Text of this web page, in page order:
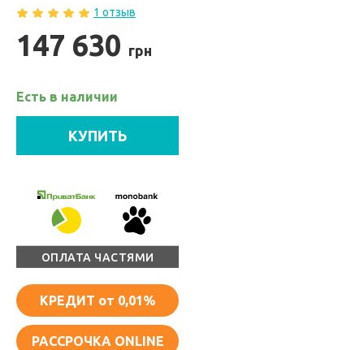
1 отзыв
147 630 грн
Есть в наличии
КУПИТЬ
ОПЛАТА ЧАСТЯМИ
КРЕДИТ от 0,01%
РАССРОЧКА ONLINE